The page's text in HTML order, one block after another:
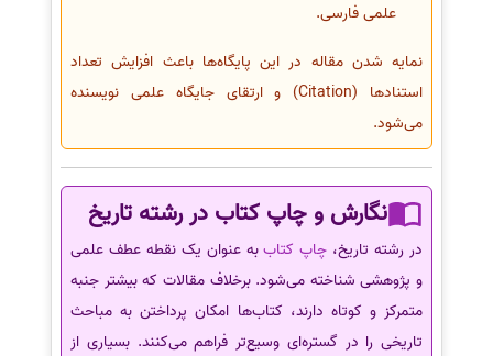
علمی فارسی.
نمایه شدن مقاله در این پایگاه‌ها باعث افزایش تعداد
استنادها (Citation) و ارتقای جایگاه علمی نویسنده
می‌شود.
نگارش و چاپ کتاب در رشته تاریخ
در رشته تاریخ، چاپ کتاببه عنوان یک نقطه عطف علمی
و پژوهشی شناخته می‌شود. برخلاف مقالات که بیشتر جنبه
متمرکز و کوتاه دارند، کتاب‌ها امکان پرداختن به مباحث
تاریخی را در گستره‌ای وسیع‌تر فراهم می‌کنند. بسیاری از